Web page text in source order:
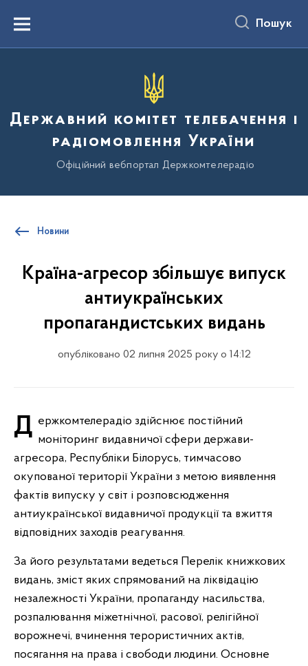
вмістуMenu Пошук
Державний комітет телебачення і
радіомовлення України
Офіційний вебпортал Держкомтелерадіо
Новини
Країна-агресор збільшує випуск
антиукраїнських
пропагандистських видань
опубліковано 02 липня 2025 року о 14:12
Держкомтелерадіо здійснює постійний моніторинг видавничої сфери держави-
агресора, Республіки Білорусь, тимчасово
окупованої території України з метою виявлення
фактів випуску у світ і розповсюдження
антиукраїнської видавничої продукції та вжиття
відповідних заходів реагування.
За його результатами ведеться Перелік книжкових
видань, зміст яких спрямований на ліквідацію
незалежності України, пропаганду насильства,
розпалювання міжетнічної, расової, релігійної
ворожнечі, вчинення терористичних актів,
посягання на права і свободи людини. Основне